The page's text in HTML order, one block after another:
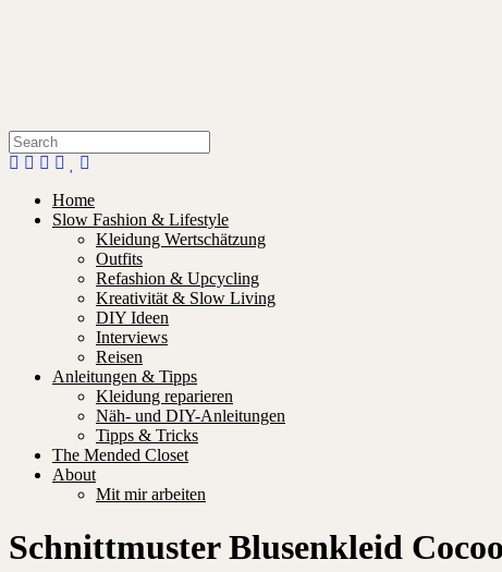
Home
Slow Fashion & Lifestyle
Kleidung Wertschätzung
Outfits
Refashion & Upcycling
Kreativität & Slow Living
DIY Ideen
Interviews
Reisen
Anleitungen & Tipps
Kleidung reparieren
Näh- und DIY-Anleitungen
Tipps & Tricks
The Mended Closet
About
Mit mir arbeiten
Schnittmuster Blusenkleid